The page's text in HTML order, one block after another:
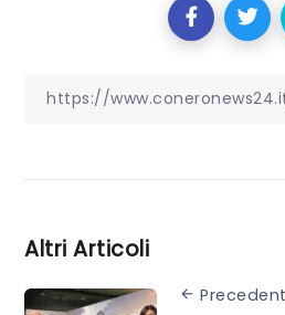
Altri Articoli